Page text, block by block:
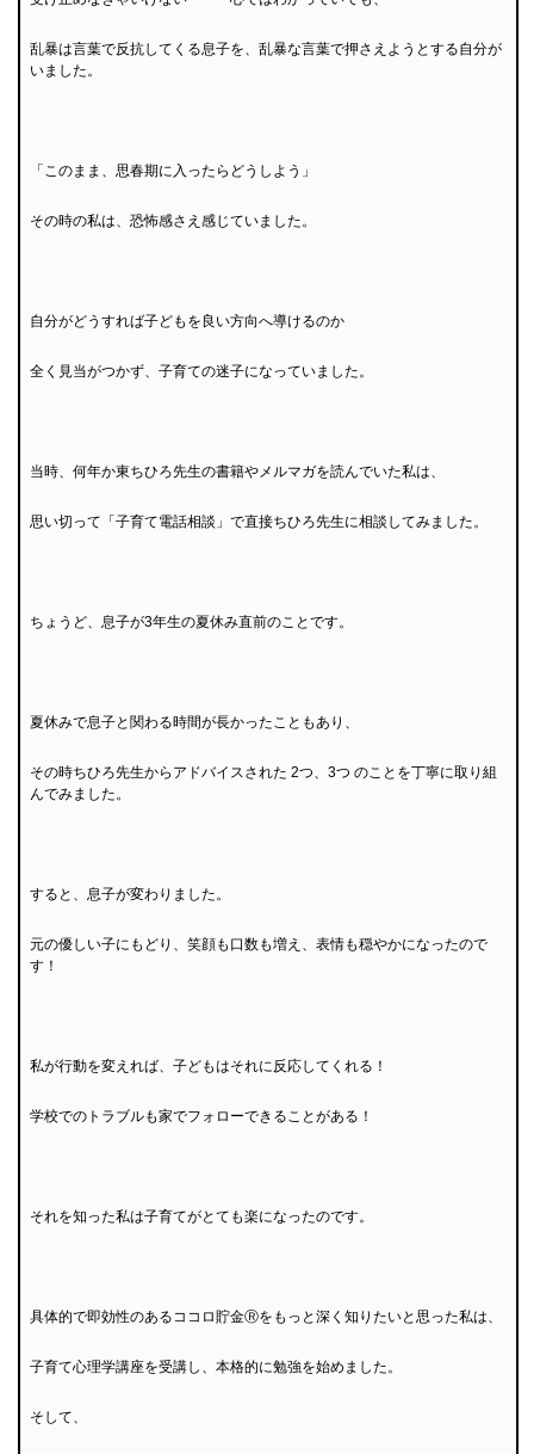
乱暴は言葉で反抗してくる息子を、乱暴な言葉で押さえようとする自分が
いました。
「このまま、思春期に入ったらどうしよう」
その時の私は、恐怖感さえ感じていました。
自分がどうすれば子どもを良い方向へ導けるのか
全く見当がつかず、子育ての迷子になっていました。
当時、何年か東ちひろ先生の書籍やメルマガを読んでいた私は、
思い切って「子育て電話相談」で直接ちひろ先生に相談してみました。
ちょうど、息子が3年生の夏休み直前のことです。
夏休みで息子と関わる時間が長かったこともあり、
その時ちひろ先生からアドバイスされた 2つ、3つ のことを丁寧に取り組
んでみました。
すると、息子が変わりました。
元の優しい子にもどり、笑顔も口数も増え、表情も穏やかになったので
す！
私が行動を変えれば、子どもはそれに反応してくれる！
学校でのトラブルも家でフォローできることがある！
それを知った私は子育てがとても楽になったのです。
具体的で即効性のあるココロ貯金Ⓡをもっと深く知りたいと思った私は、
子育て心理学講座を受講し、本格的に勉強を始めました。
そして、